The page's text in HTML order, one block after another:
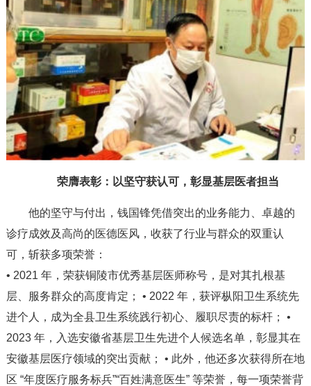
荣膺表彰：以坚守获认可，彰显基层医者担当
他的坚守与付出，钱国锋凭借突出的业务能力、卓越的
诊疗成效及高尚的医德医风，收获了行业与群众的双重认
可，斩获多项荣誉：
• 2021 年，荣获铜陵市优秀基层医师称号，是对其扎根基
层、服务群众的高度肯定； • 2022 年，获评枞阳卫生系统先
进个人，成为全县卫生系统践行初心、履职尽责的标杆； •
2023 年，入选安徽省基层卫生先进个人候选名单，彰显其在
安徽基层医疗领域的突出贡献； • 此外，他还多次获得所在地
区 “年度医疗服务标兵”“百姓满意医生” 等荣誉，每一项荣誉背